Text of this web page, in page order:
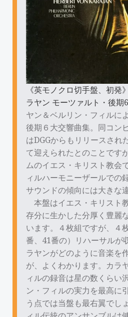
《英モノクロ切手盤、初発
ラヤン モーツァルト・後期
ヤン＆ベルリン・フィルに
後期６大交響曲集。同コン
はDGGからもリリースされ
て迎えられたとのことです
ムのイエス・キリスト教会
ィルハーモニーザールでの
サウンドの傾向には大きな
本盤はイエス・キリスト
存分に生かした分厚く豊麗
います。４枚組ですが、４
番、41番の）リハーサルが
ラヤンがどのように音楽を
が、よくわかります。カラ
ィルの録音は星の数くらい
ン・フィルの実力を最高に
う点では当盤も最右翼でし